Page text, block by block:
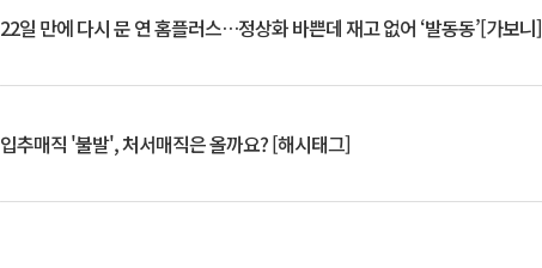
22일 만에 다시 문 연 홈플러스…정상화 바쁜데 재고 없어 ‘발동동’[가보니]
입추매직 '불발', 처서매직은 올까요? [해시태그]